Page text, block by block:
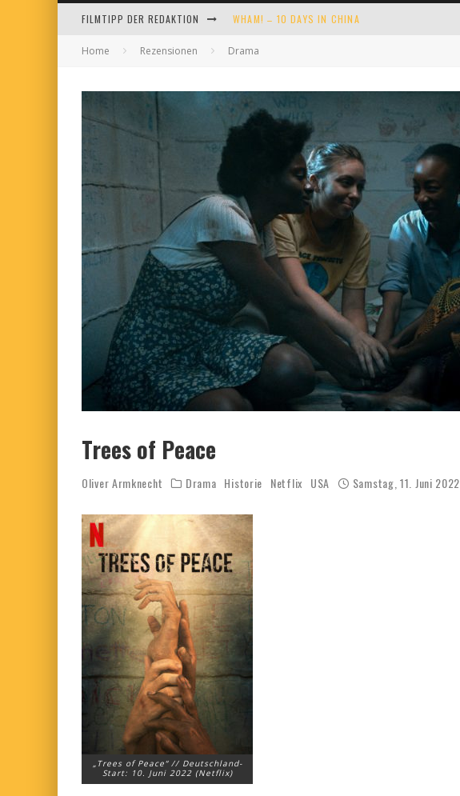
FILMTIPP DER REDAKTION WHAM! – 10 DAYS IN CHINA
TANGLES
EVERYTIME
Home Rezensionen Drama
Trees of Peace
Oliver Armknecht Drama Historie Netflix USA Samstag, 11. Juni 2022
„Trees of Peace“ // Deutschland-
Start: 10. Juni 2022 (Netflix)